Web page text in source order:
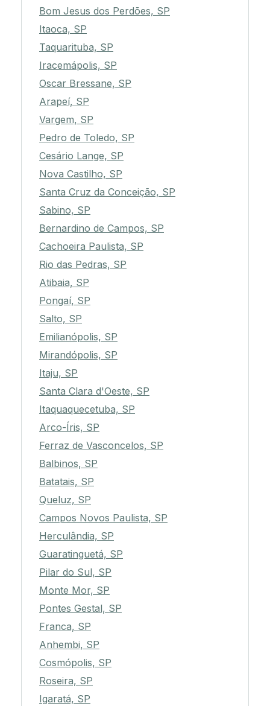
Bom Jesus dos Perdões, SP
Itaoca, SP
Taquarituba, SP
Iracemápolis, SP
Oscar Bressane, SP
Arapeí, SP
Vargem, SP
Pedro de Toledo, SP
Cesário Lange, SP
Nova Castilho, SP
Santa Cruz da Conceição, SP
Sabino, SP
Bernardino de Campos, SP
Cachoeira Paulista, SP
Rio das Pedras, SP
Atibaia, SP
Pongaí, SP
Salto, SP
Emilianópolis, SP
Mirandópolis, SP
Itaju, SP
Santa Clara d'Oeste, SP
Itaquaquecetuba, SP
Arco-Íris, SP
Ferraz de Vasconcelos, SP
Balbinos, SP
Batatais, SP
Queluz, SP
Campos Novos Paulista, SP
Herculândia, SP
Guaratinguetá, SP
Pilar do Sul, SP
Monte Mor, SP
Pontes Gestal, SP
Franca, SP
Anhembi, SP
Cosmópolis, SP
Roseira, SP
Igaratá, SP